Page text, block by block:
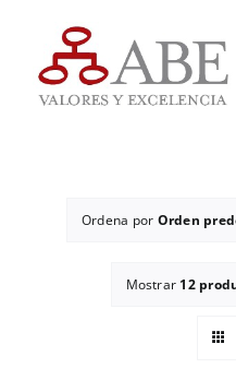
contenido
Ordena por Orden
Mostrar 12